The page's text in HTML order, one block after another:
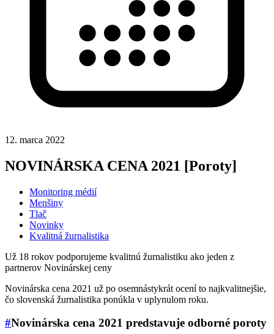
12. marca 2022
NOVINÁRSKA CENA 2021 [Poroty]
Monitoring médií
Menšiny
Tlač
Novinky
Kvalitná žurnalistika
Už 18 rokov podporujeme kvalitnú žurnalistiku ako jeden z
partnerov Novinárskej ceny
Novinárska cena 2021 už po osemnástykrát ocení to najkvalitnejšie,
čo slovenská žurnalistika ponúkla v uplynulom roku.
#Novinárska cena 2021 predstavuje odborné poroty